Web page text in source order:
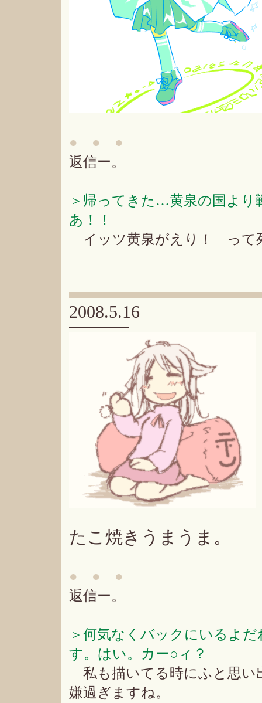
● ● ●
返信ー。
＞帰ってきた…黄泉の国より
あ！！
イッツ黄泉がえり！ って
2008.5.16
たこ焼きうまうま。
● ● ●
返信ー。
＞何気なくバックにいるよ
す。はい。カー○ィ？
私も描いてる時にふと思い
嫌過ぎますね。